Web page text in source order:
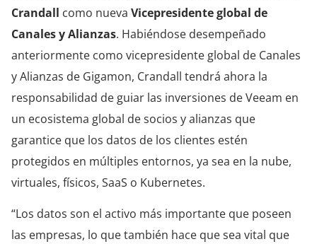
Crandall como nueva Vicepresidente global de
Canales y Alianzas. Habiéndose desempeñado
anteriormente como vicepresidente global de Canales
y Alianzas de Gigamon, Crandall tendrá ahora la
responsabilidad de guiar las inversiones de Veeam en
un ecosistema global de socios y alianzas que
garantice que los datos de los clientes estén
protegidos en múltiples entornos, ya sea en la nube,
virtuales, físicos, SaaS o Kubernetes.
“Los datos son el activo más importante que poseen
las empresas, lo que también hace que sea vital que